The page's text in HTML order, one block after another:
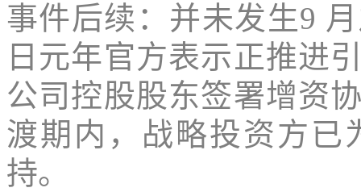
事件后续：并未发生9
日元年官方表示正推进
公司控股股东签署增资
渡期内，战略投资方已
持。